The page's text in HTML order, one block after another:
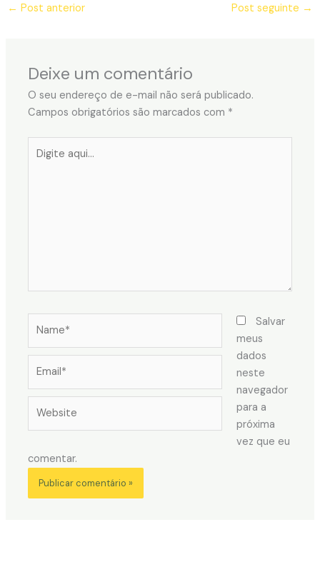
← Post anterior Post seguinte →
Deixe um comentário
O seu endereço de e-mail não será publicado.
Campos obrigatórios são marcados com *
aqui...
Salvar
meus
dados
neste
navegador
para a
próxima
vez que eu
comentar.